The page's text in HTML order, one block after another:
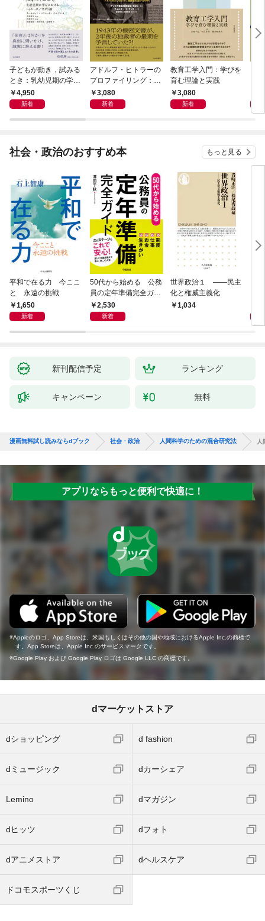
子どもが動き，試みる
とき：乳幼児期の学び
におけるドゥルーズ／
ガタリ論
4,950
新着
アドルフ・ヒトラーの
プロファイリング：ア
メリカはどのように独
裁者を描いたのか
3,080
新着
教育工学入門：学びを
育む理論と実践
3,080
新着
社会・政治のおすすめ本 もっと見る
平和で在る力 今ここ
と 永遠の挑戦
1,650
新着
50代から始める 公務
員の定年準備完全ガイ
ド2,530
新着
世界政治１ ――民主
化と権威主義化
1,034
新刊配信予定 ランキング
キャンペーン 無料
漫画無料試し読みならdブック 社会・政治 人間科学のための混合研究法 人
アプリならもっと便利で快適に！
Appleのロゴ、App Storeは、米国もしくはその他の国や地域におけるApple Inc.の商標で
す。App Storeは、Apple Inc.のサービスマークです。
Google Play および Google Play ロゴは Google LLC の商標です。
dマーケットストア
dショッピング d fashion
dミュージック dカーシェア
Lemino dマガジン
dヒッツ dフォト
dアニメストア dヘルスケア
ドコモスポーツくじ